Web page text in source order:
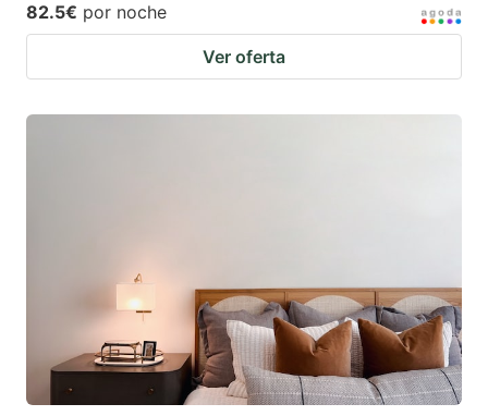
82.5€ por noche
Ver oferta